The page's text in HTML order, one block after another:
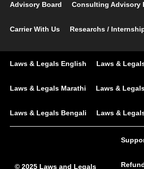
Advisory Board Consulting Advisory
Carrier With Us Researchs /
Laws & Legals English Laws &
Laws & Legals Marathi Laws &
Laws & Legals Bengali Laws &
© 2025 Laws and Legals